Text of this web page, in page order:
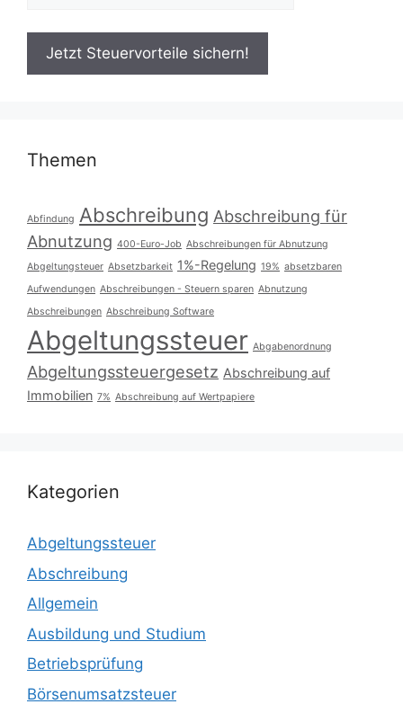
Themen
Abfindung Abschreibung Abschreibung für
Abnutzung 400-Euro-Job Abschreibungen für Abnutzung
Abgeltungsteuer Absetzbarkeit 1%-Regelung 19% absetzbaren
Aufwendungen Abschreibungen - Steuern sparen Abnutzung
Abschreibungen Abschreibung Software
Abgeltungssteuer Abgabenordnung
Abgeltungssteuergesetz Abschreibung auf
Immobilien 7% Abschreibung auf Wertpapiere
Kategorien
Abgeltungssteuer
Abschreibung
Allgemein
Ausbildung und Studium
Betriebsprüfung
Börsenumsatzsteuer